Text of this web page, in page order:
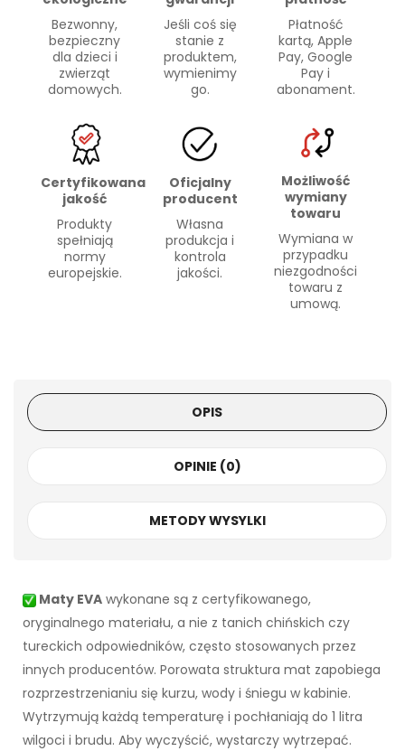
Bezwonny,
bezpieczny
dla dzieci i
zwierząt
domowych.
Jeśli coś się
stanie z
produktem,
wymienimy
go.
Płatność
kartą, Apple
Pay, Google
Pay i
abonament.
Certyfikowana
jakość
Produkty
spełniają
normy
europejskie.
Oficjalny
producent
Własna
produkcja i
kontrola
jakości.
Możliwość
wymiany
towaru
Wymiana w
przypadku
niezgodności
towaru z
umową.
OPIS
OPINIE (0)
METODY WYSYLKI
Maty EVA wykonane są z certyfikowanego,
oryginalnego materiału, a nie z tanich chińskich czy
tureckich odpowiedników, często stosowanych przez
innych producentów. Porowata struktura mat zapobiega
rozprzestrzenianiu się kurzu, wody i śniegu w kabinie.
Wytrzymują każdą temperaturę i pochłaniają do 1 litra
wilgoci i brudu. Aby wyczyścić, wystarczy wytrzepać.